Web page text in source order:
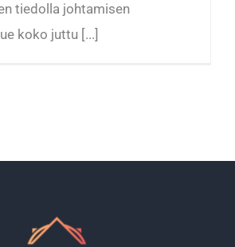
tiedolla johtamisen
koko juttu [...]